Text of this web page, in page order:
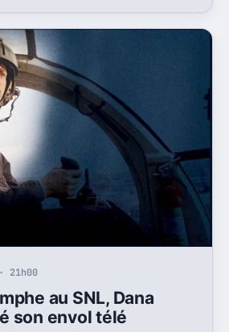
21h00
au SNL, Dana
son envol télé